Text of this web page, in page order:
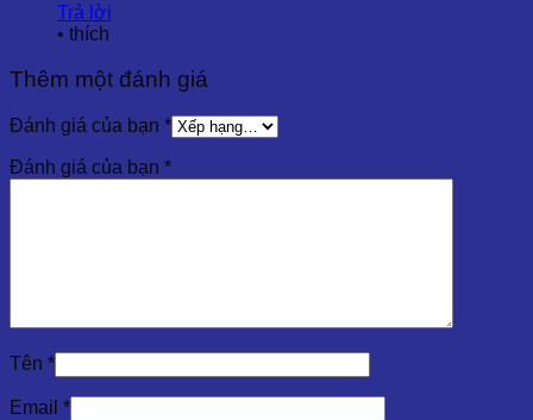
Trả lời
• thích
Thêm một đánh giá
Đánh giá của bạn *
Đánh giá của bạn *
Tên *
Email *